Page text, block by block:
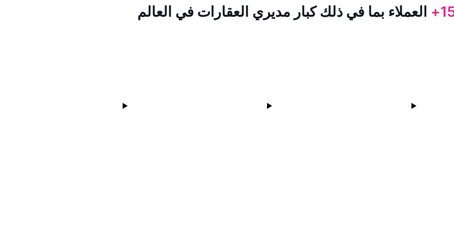
العملاء بما في ذلك كبار مديري العقارات في العالم